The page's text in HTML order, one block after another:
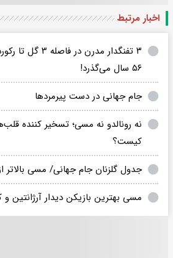
اخبار مرتبط
۵۶ سال می‌گذرد!
جام جهانی در دست پیرمردها
نه رونالدو نه مسی؛ تسخیر کننده
کیست؟
جدول گلزنان جام جهانی/ مسی بالاتر
مسی بهترین بازیکن دیدار آرژانتین